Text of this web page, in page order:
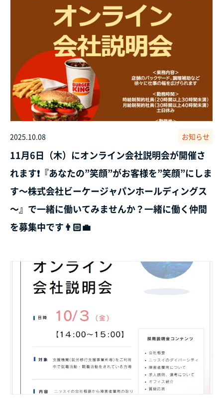
2025.10.08 お知らせ
11月6日（木）にオンライン会社説明会が開催さ
れます❗『あなたの”笑顔”がお客様を”笑顔”にしま
す～株式会社ビーケージャパンホールディングス
～』で一緒に働いてみませんか？一緒に働く仲間
を募集中です👨🏻‍💼